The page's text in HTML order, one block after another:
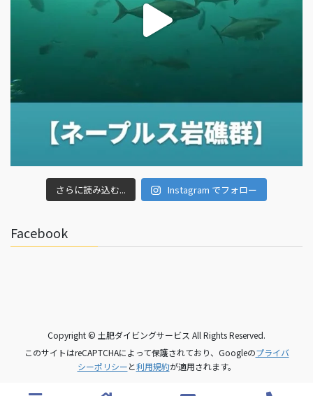
さらに読み込む... Instagram でフォロー
Facebook
Copyright © 土肥ダイビングサービス All Rights Reserved.
このサイトはreCAPTCHAによって保護されており、Googleのプライバ
シーポリシーと利用規約が適用されます。